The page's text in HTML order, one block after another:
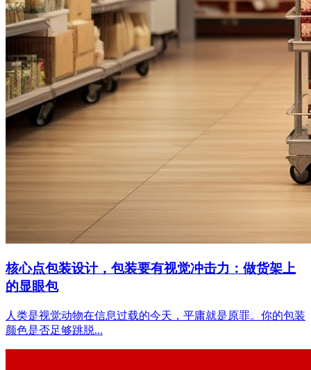
核心点包装设计，包装要有视觉冲击力：做货架上
的显眼包
人类是视觉动物在信息过载的今天，平庸就是原罪。你的包装
颜色是否足够跳脱...